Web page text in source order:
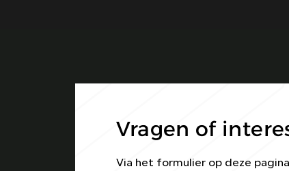
Vragen of
Via het formulier op deze